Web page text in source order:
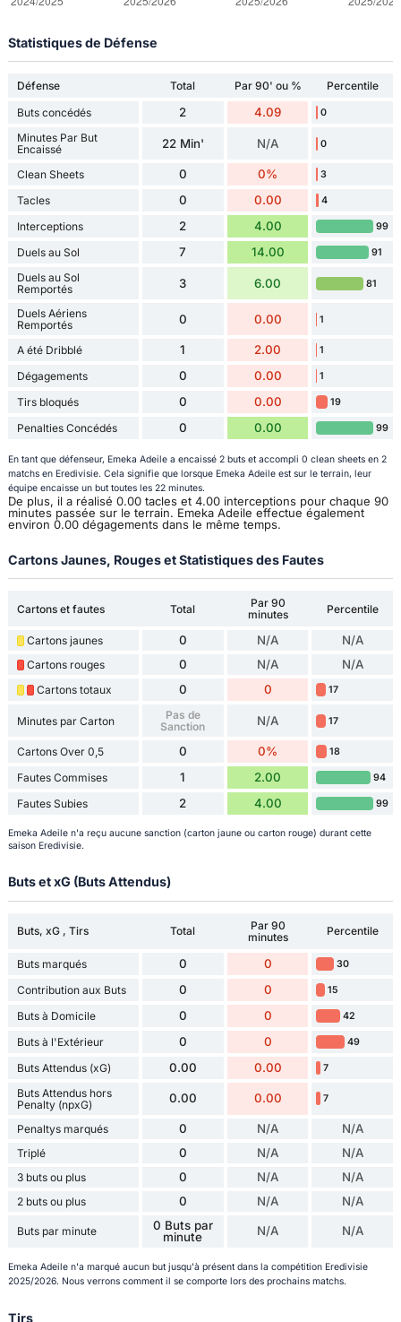
Statistiques de Défense
Défense Total Par 90' ou %
Percentile
Buts concédés
2 4.09 0
Minutes Par But
Encaissé
22 Min' N/A 0
Clean Sheets 0 0% 3
Tacles 0 0.00 4
Interceptions 2 4.00 99
Duels au Sol 7 14.00 91
Duels au Sol
Remportés
3 6.00 81
Duels Aériens
Remportés
0 0.00 1
A été Dribblé 1 2.00 1
Dégagements 0 0.00 1
Tirs bloqués 0 0.00 19
Penalties Concédés 0 0.00 99
En tant que défenseur, Emeka Adeile a encaissé 2 buts et accompli 0 clean sheets en 2
matchs en Eredivisie. Cela signifie que lorsque Emeka Adeile est sur le terrain, leur
équipe encaisse un but toutes les 22 minutes.
De plus, il a réalisé 0.00 tacles et 4.00 interceptions pour chaque 90
minutes passée sur le terrain. Emeka Adeile effectue également
environ 0.00 dégagements dans le même temps.
Cartons Jaunes, Rouges et Statistiques des Fautes
Cartons et fautes Total
Par 90
minutes
Percentile
Cartons jaunes 0 N/A N/A
Cartons rouges 0 N/A N/A
Cartons totaux 0 0 17
Minutes par Carton
Pas de
Sanction
N/A 17
Cartons Over 0,5 0 0% 18
Fautes Commises 1 2.00 94
Fautes Subies 2 4.00 99
Emeka Adeile n'a reçu aucune sanction (carton jaune ou carton rouge) durant cette
saison Eredivisie.
Buts et xG (Buts Attendus)
Buts, xG , Tirs Total
Par 90
minutes
Percentile
Buts marqués 0 0 30
Contribution aux Buts 0 0 15
Buts à Domicile 0 0 42
Buts à l'Extérieur 0 0 49
Buts Attendus (xG) 0.00 0.00 7
Buts Attendus hors
Penalty (npxG)
0.00 0.00 7
Penaltys marqués 0 N/A N/A
Triplé 0 N/A N/A
3 buts ou plus 0 N/A N/A
2 buts ou plus 0 N/A N/A
Buts par minute
0 Buts par
minute
N/A N/A
Emeka Adeile n'a marqué aucun but jusqu'à présent dans la compétition Eredivisie
2025/2026. Nous verrons comment il se comporte lors des prochains matchs.
Tirs